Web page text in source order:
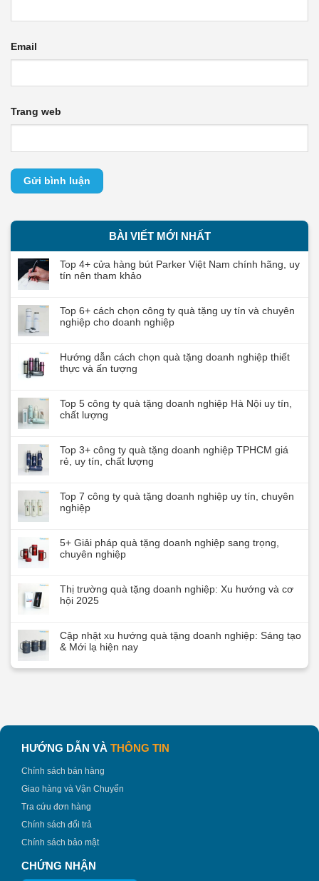
Email
Trang web
BÀI VIẾT MỚI NHẤT
Top 4+ cửa hàng bút Parker Việt Nam chính hãng, uy
tín nên tham khảo
Top 6+ cách chọn công ty quà tặng uy tín và chuyên
nghiệp cho doanh nghiệp
Hướng dẫn cách chọn quà tặng doanh nghiệp thiết
thực và ấn tượng
Top 5 công ty quà tặng doanh nghiệp Hà Nội uy tín,
chất lượng
Top 3+ công ty quà tặng doanh nghiệp TPHCM giá
rẻ, uy tín, chất lượng
Top 7 công ty quà tặng doanh nghiệp uy tín, chuyên
nghiệp
5+ Giải pháp quà tặng doanh nghiệp sang trọng,
chuyên nghiệp
Thị trường quà tặng doanh nghiệp: Xu hướng và cơ
hội 2025
Cập nhật xu hướng quà tặng doanh nghiệp: Sáng tạo
& Mới lạ hiện nay
HƯỚNG DẪN VÀ THÔNG TIN
Chính sách bán hàng
Giao hàng và Vận Chuyển
Tra cứu đơn hàng
Chính sách đổi trả
Chính sách bảo mật
CHỨNG NHẬN